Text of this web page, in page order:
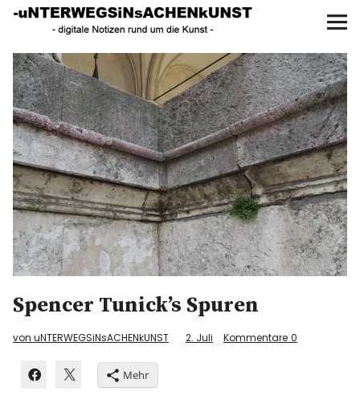
UNTERWEGS IN SACHEN
KUNST
Start
AKTUELLE AUSSTELLUNGEN
KUNSTSPAZIERGÄNGE
ÜBER
UNSER BUCH
f I P
Spencer Tunick’s Spuren
von uNTERWEGSiNsACHENkUNST 2. Juli Kommentare 0
Mehr